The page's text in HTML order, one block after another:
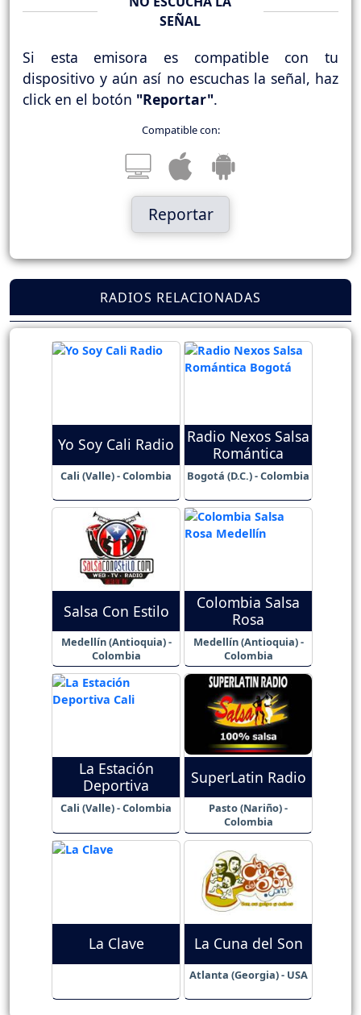
SEÑAL
Si esta emisora es compatible con tu
dispositivo y aún así no escuchas la señal, haz
click en el botón "Reportar".
Compatible con:
Reportar
RADIOS RELACIONADAS
Yo Soy Cali Radio
Cali (Valle) - Colombia
Radio Nexos Salsa
Romántica
Bogotá (D.C.) - Colombia
Salsa Con Estilo
Medellín (Antioquia) -
Colombia
Colombia Salsa
Rosa
Medellín (Antioquia) -
Colombia
La Estación
Deportiva
Cali (Valle) - Colombia
SuperLatin Radio
Pasto (Nariño) -
Colombia
La Clave La Cuna del Son
Atlanta (Georgia) - USA